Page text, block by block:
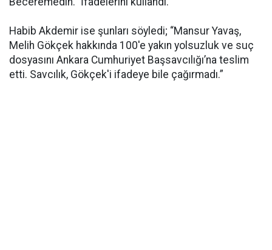
Habib Akdemir ise şunları söyledi; “Mansur Yavaş,
Melih Gökçek hakkında 100'e yakın yolsuzluk ve suç
dosyasını Ankara Cumhuriyet Başsavcılığı’na teslim
etti. Savcılık, Gökçek'i ifadeye bile çağırmadı.”